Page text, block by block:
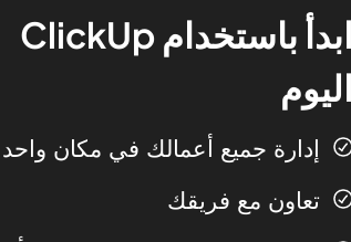
ابدأ باستخدام ClickUp
اليوم
إدارة جميع أعمالك في مكان واحد
تعاون مع فريقك